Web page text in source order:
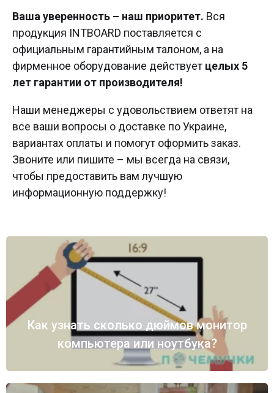
Ваша уверенность – наш приоритет. Вся
продукция INTBOARD поставляется с
официальным гарантийным талоном, а на
фирменное оборудование действует целых 5
лет гарантии от производителя!
Наши менеджеры с удовольствием ответят на
все ваши вопросы о доставке по Украине,
вариантах оплаты и помогут оформить заказ.
Звоните или пишите – мы всегда на связи,
чтобы предоставить вам лучшую
информационную поддержку!
Как узнать сколько дюймов монитор
компьютера или ноутбука?